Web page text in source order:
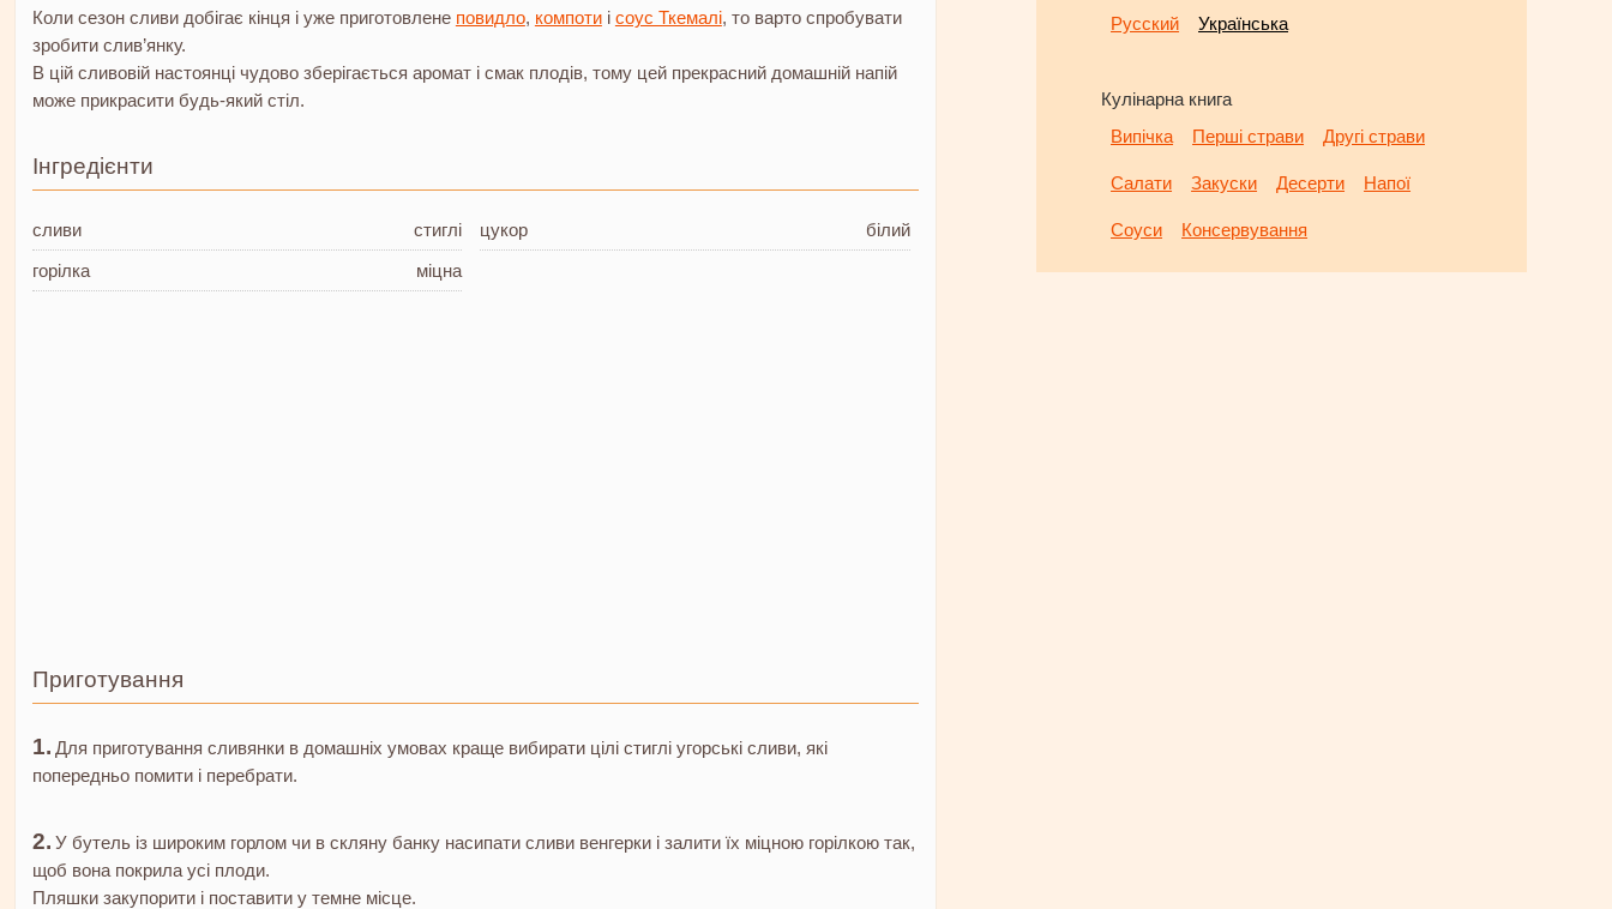
Коли сезон сливи добігає кінця і уже приготовлене повидло, компотиі соус Ткемалі, то варто спробувати
зробити слив’янку.
В цій сливовій настоянці чудово зберігається аромат і смак плодів, тому цей прекрасний домашній напій
може прикрасити будь-який стіл.
Інгредієнти
сливи
стиглі
горілка
міцна
цукор білий
Приготування
Для приготування сливянки в домашніх умовах краще вибирати цілі стиглі угорські сливи, які
попередньо помити і перебрати.
У бутель із широким горлом чи в скляну банку насипати сливи венгерки і залити їх міцною горілкою так,
щоб вона покрила усі плоди.
Пляшки закупорити і поставити у темне місце.
Русский
Українська
Кулінарна книга
Випічка
Перші страви Другі страви
Салати Закуски Десерти Напої
Соуси Консервування